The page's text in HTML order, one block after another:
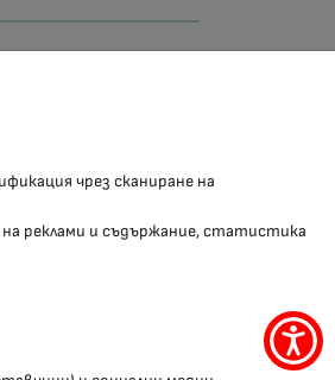
Меню
чрез сканиране на
реклами и съдържание, статистика